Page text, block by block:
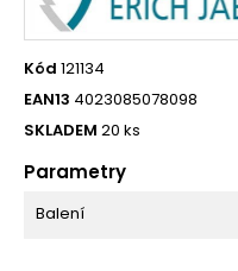
Kód 121134
EAN13 4023085078098
SKLADEM 20 ks
Parametry
Balení